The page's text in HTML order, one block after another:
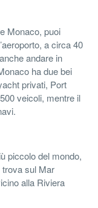
Monaco, puoi
a circa 40
andare in
ha due bei
privati, Port
veicoli, mentre il
piccolo del mondo,
trova sul Mar
alla Riviera